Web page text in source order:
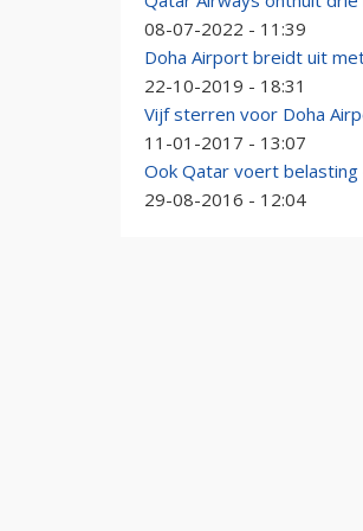
08-07-2022 - 11:39
Doha Airport breidt uit
22-10-2019 - 18:31
Vijf sterren voor Doha
11-01-2017 - 13:07
Ook Qatar voert
29-08-2016 - 12:04